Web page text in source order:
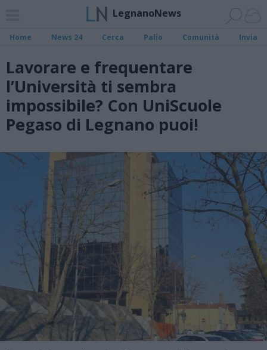
LegnanoNews
Home News 24 Cerca Palio Comunità Invia
Lavorare e frequentare
l’Università ti sembra
impossibile? Con UniScuole
Pegaso di Legnano puoi!